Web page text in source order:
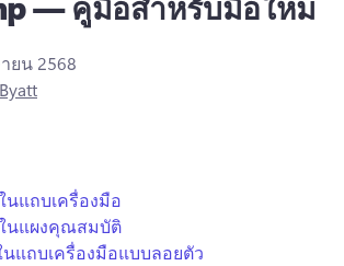
ใช้
รี
ยน 2568
นแถบเครื่องมือ
นแผงคุณสมบัติ
นแถบเครื่องมือแบบลอยตัว